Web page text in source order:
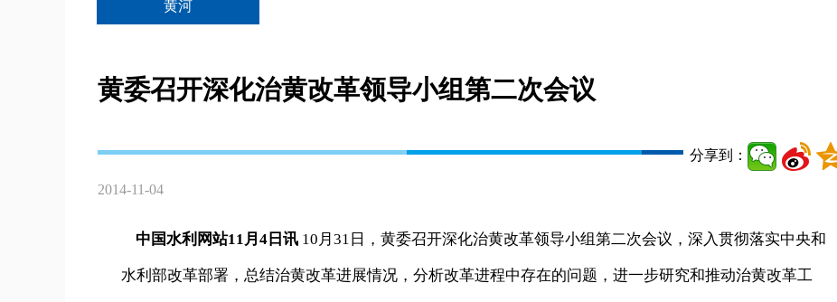
黄河
黄委召开深化治黄改革领导小组第二次会议
分享到：
2014-11-04
中国水利网站11月4日讯 10月31日，黄委召开深化治黄改革领导小组第二次会议，深入贯彻落实中央和
水利部改革部署，总结治黄改革进展情况，分析改革进程中存在的问题，进一步研究和推动治黄改革工